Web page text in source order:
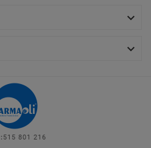


515 801 216